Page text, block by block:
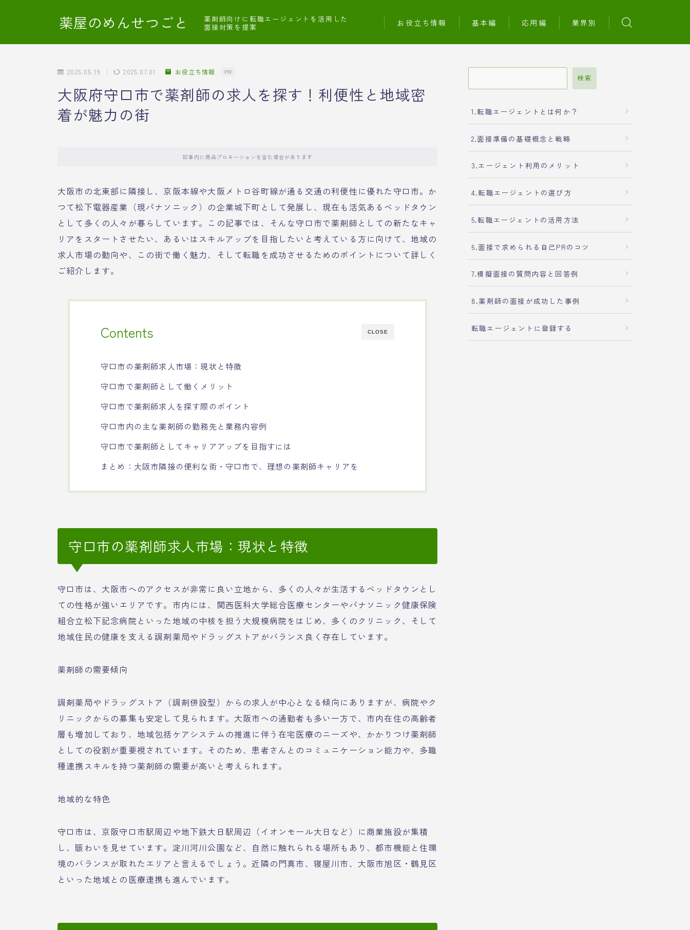
薬屋のめんせつごと
薬剤師向けに転職エージェントを活用した
面接対策を提案
お役立ち情報 基本編 応用編 業界別
2025.05.19 2025.07.01 お役立ち情報 PR
大阪府守口市で薬剤師の求人を探す！利便性と地域密
着が魅力の街
記事内に商品プロモーションを含む場合があります
大阪市の北東部に隣接し、京阪本線や大阪メトロ谷町線が通る交通の利便性に優れた守口市。か
つて松下電器産業（現パナソニック）の企業城下町として発展し、現在も活気あるベッドタウン
として多くの人々が暮らしています。この記事では、そんな守口市で薬剤師としての新たなキャ
リアをスタートさせたい、あるいはスキルアップを目指したいと考えている方に向けて、地域の
求人市場の動向や、この街で働く魅力、そして転職を成功させるためのポイントについて詳しく
ご紹介します。
CLOSE
Contents
守口市の薬剤師求人市場：現状と特徴
守口市で薬剤師として働くメリット
守口市で薬剤師求人を探す際のポイント
守口市内の主な薬剤師の勤務先と業務内容例
守口市で薬剤師としてキャリアアップを目指すには
まとめ：大阪市隣接の便利な街・守口市で、理想の薬剤師キャリアを
守口市の薬剤師求人市場：現状と特徴
守口市は、大阪市へのアクセスが非常に良い立地から、多くの人々が生活するベッドタウンとし
ての性格が強いエリアです。市内には、関西医科大学総合医療センターやパナソニック健康保険
組合立松下記念病院といった地域の中核を担う大規模病院をはじめ、多くのクリニック、そして
地域住民の健康を支える調剤薬局やドラッグストアがバランス良く存在しています。
薬剤師の需要傾向
調剤薬局やドラッグストア（調剤併設型）からの求人が中心となる傾向にありますが、病院やク
リニックからの募集も安定して見られます。大阪市への通勤者も多い一方で、市内在住の高齢者
層も増加しており、地域包括ケアシステムの推進に伴う在宅医療のニーズや、かかりつけ薬剤師
としての役割が重要視されています。そのため、患者さんとのコミュニケーション能力や、多職
種連携スキルを持つ薬剤師の需要が高いと考えられます。
地域的な特色
守口市は、京阪守口市駅周辺や地下鉄大日駅周辺（イオンモール大日など）に商業施設が集積
し、賑わいを見せています。淀川河川公園など、自然に触れられる場所もあり、都市機能と住環
境のバランスが取れたエリアと言えるでしょう。近隣の門真市、寝屋川市、大阪市旭区・鶴見区
といった地域との医療連携も進んでいます。
検索
1.転職エージェントとは何か？
2.面接準備の基礎概念と戦略
3.エージェント利用のメリット
4.転職エージェントの選び方
5.転職エージェントの活用方法
6.面接で求められる自己PRのコツ
7.模擬面接の質問内容と回答例
8.薬剤師の面接が成功した事例
転職エージェントに登録する